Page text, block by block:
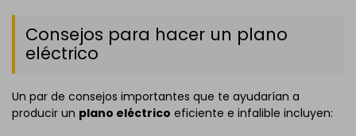
Consejos para hacer un plano
eléctrico
Un par de consejos importantes que te ayudarían a
producir un plano eléctrico eficiente e infalible incluyen: